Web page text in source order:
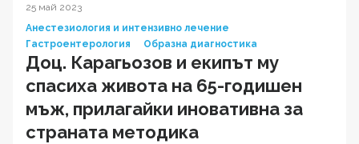
25 май 2023
Анестезиология и интензивно лечение
Гастроентерология
Образна диагностика
Доц. Карагьозов и екипът му
спасиха живота на 65-годишен
мъж, прилагайки иновативна за
страната методика